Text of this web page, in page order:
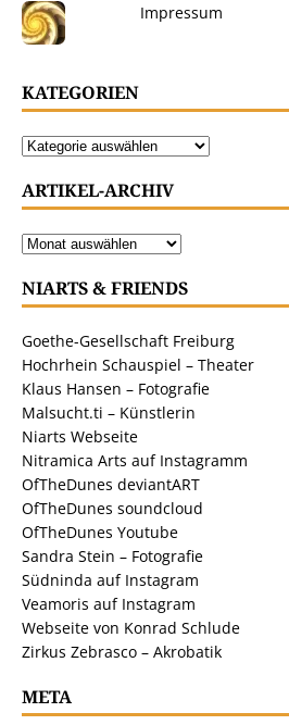
Impressum
KATEGORIEN
ARTIKEL-ARCHIV
NIARTS & FRIENDS
Goethe-Gesellschaft Freiburg
Hochrhein Schauspiel – Theater
Klaus Hansen – Fotografie
Malsucht.ti – Künstlerin
Niarts Webseite
Nitramica Arts auf Instagramm
OfTheDunes deviantART
OfTheDunes soundcloud
OfTheDunes Youtube
Sandra Stein – Fotografie
Südninda auf Instagram
Veamoris auf Instagram
Webseite von Konrad Schlude
Zirkus Zebrasco – Akrobatik
META